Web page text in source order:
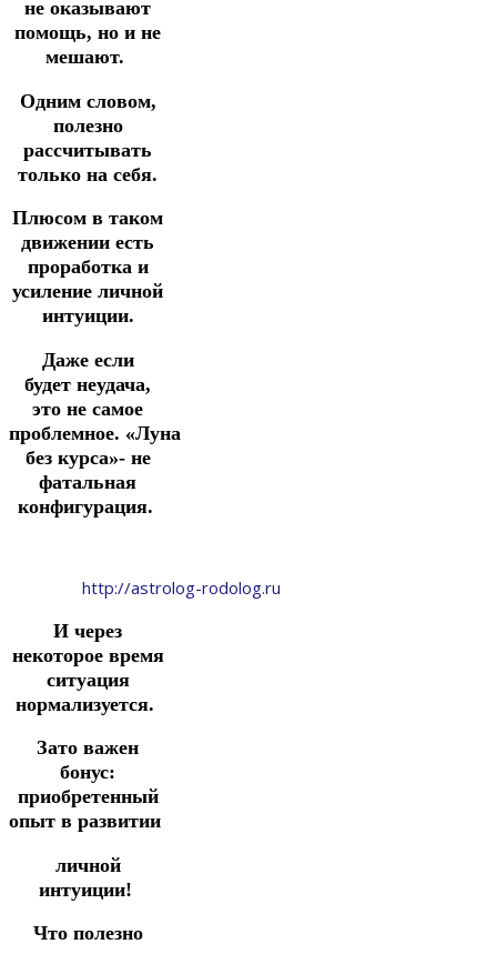
не оказывают
помощь, но и не
мешают.
Одним словом,
полезно
рассчитывать
только на себя.
Плюсом в таком
движении есть
проработка и
усиление личной
интуиции.
Даже если
будет неудача,
это не самое
проблемное. «Луна
без курса»- не
фатальная
конфигурация.
http://astrolog-rodolog.ru
И через
некоторое время
ситуация
нормализуется.
Зато важен
бонус:
приобретенный
опыт в развитии
личной
интуиции!
Что полезно